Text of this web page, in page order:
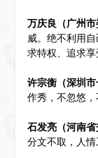
万庆良（广州市
威。绝不利用
求特权、追求享
许宗衡（深圳市
作秀，不忽悠，
石发亮（河南省
分文不取，人情